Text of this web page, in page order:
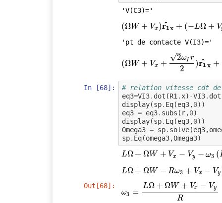
'V(C3)='
(ΩW + Vx)r1
^ x + (−LΩ + V
(ΩW+Vx r1^x+(− LΩ +Vy)r1^ y
'pt de contacte V(I3)='
(ΩW + Vx +
2
–
√ ωI r
2
)r1
^ x +
(ΩW+Vx +2ω Ir2 )r1^x+(−LΩ+V y+
In [68]:
# relation vitesse cdt de
eq3=VI3. dot (R1.x) -VI3. dot
display(sp. Eq(eq3,0))
eq3 = eq3. subs ( r,0)
display(sp. Eq(eq3,0))
Omega3 = sp. solve(eq3,
sp. Eq(omega3,Omega3)
LΩ + ΩW + Vx − Vy − ω3 (
LΩ+ ΩW+Vx −V y−ω3( R+r )= 0
LΩ + ΩW − Rω3 + Vx − Vy
LΩ+ ΩW−Rω3+Vx−V y= 0
Out[68]:
ω3 =
LΩ + ΩW + Vx − Vy
R
ω3 =L Ω+ΩW+Vx−VyR